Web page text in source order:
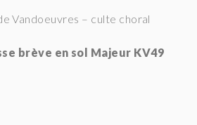
Vandoeuvres – culte choral
brève en sol Majeur KV49